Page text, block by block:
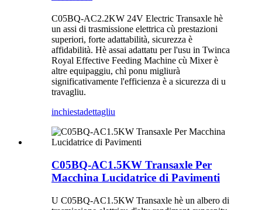
C05BQ-AC2.2KW 24V Electric Transaxle hè
un assi di trasmissione elettrica cù prestazioni
superiori, forte adattabilità, sicurezza è
affidabilità. Hè assai adattatu per l'usu in Twinca
Royal Effective Feeding Machine cù Mixer è
altre equipaggiu, chì ponu migliurà
significativamente l'efficienza è a sicurezza di u
travagliu.
inchiestadettagliu
C05BQ-AC1.5KW Transaxle Per
Macchina Lucidatrice di Pavimenti
U C05BQ-AC1.5KW Transaxle hè un albero di